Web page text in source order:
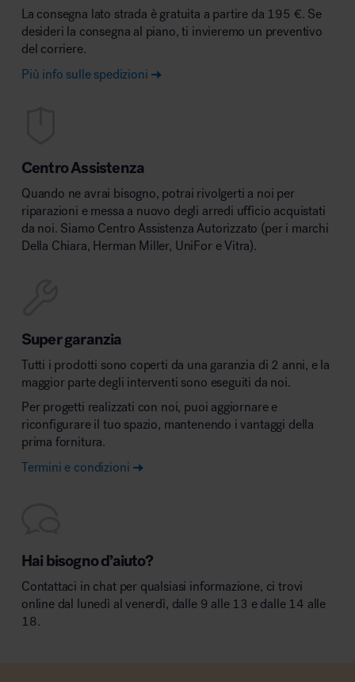
La consegna lato strada è gratuita a partire da 195 €. Se
desideri la consegna al piano, ti invieremo un preventivo
del corriere.
Più info sulle spedizioni
Centro Assistenza
Quando ne avrai bisogno, potrai rivolgerti a noi per
riparazioni e messa a nuovo degli arredi ufficio acquistati
da noi. Siamo Centro Assistenza Autorizzato (per i marchi
Della Chiara, Herman Miller, UniFor e Vitra).
Super garanzia
Tutti i prodotti sono coperti da una garanzia di 2 anni, e la
maggior parte degli interventi sono eseguiti da noi.
Per progetti realizzati con noi, puoi aggiornare e
riconfigurare il tuo spazio, mantenendo i vantaggi della
prima fornitura.
Termini e condizioni
Hai bisogno d’aiuto?
Contattaci in chat per qualsiasi informazione, ci trovi
online dal lunedì al venerdì, dalle 9 alle 13 e dalle 14 alle
18.